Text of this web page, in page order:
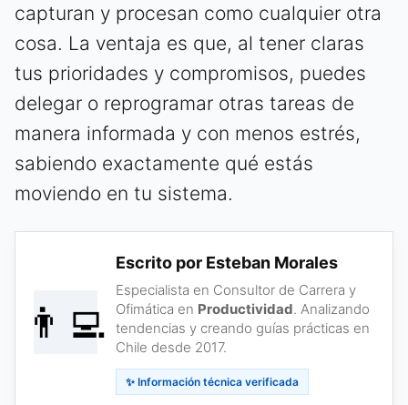
capturan y procesan como cualquier otra
cosa. La ventaja es que, al tener claras
tus prioridades y compromisos, puedes
delegar o reprogramar otras tareas de
manera informada y con menos estrés,
sabiendo exactamente qué estás
moviendo en tu sistema.
👨‍💻
Escrito por Esteban Morales
Especialista en Consultor de Carrera y
Ofimática en Productividad. Analizando
tendencias y creando guías prácticas en
Chile desde 2017.
✨ Información técnica verificada